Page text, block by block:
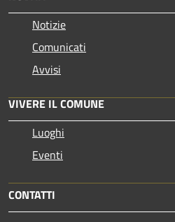
Notizie
Comunicati
Avvisi
VIVERE IL COMUNE
Luoghi
Eventi
CONTATTI